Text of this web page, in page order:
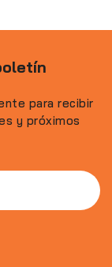
para recibir
y próximos